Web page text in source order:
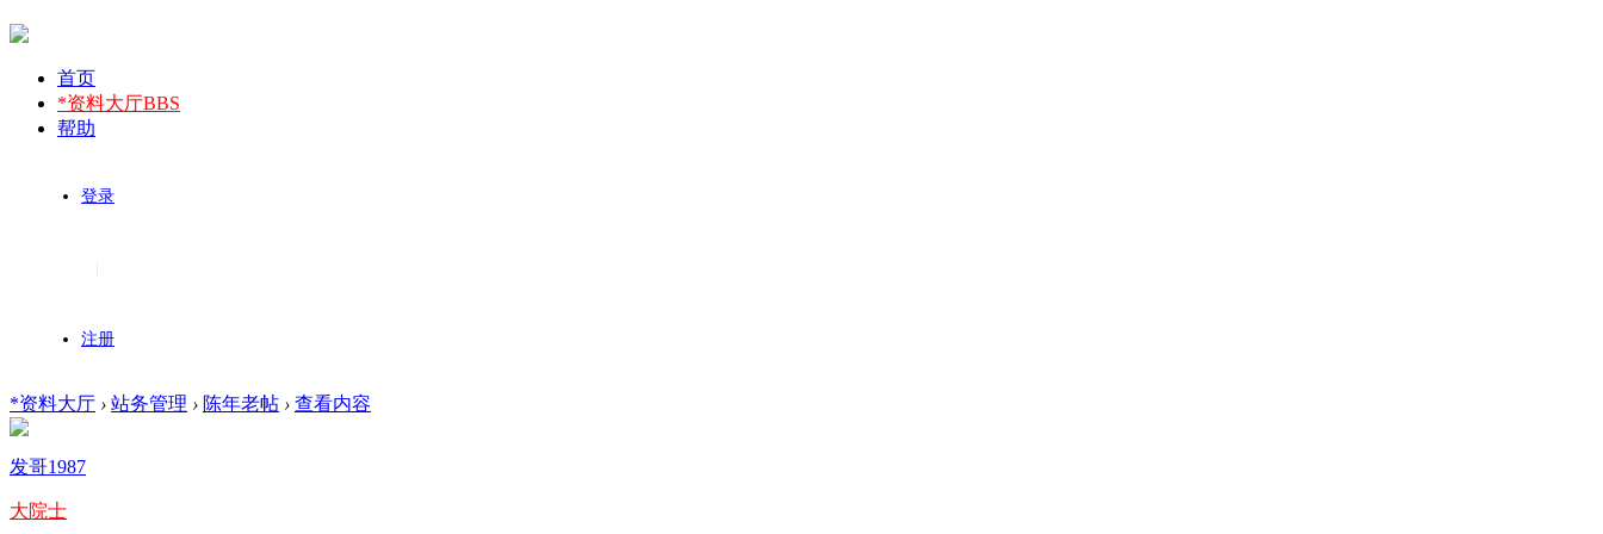
首页
*资料大厅BBS
帮助
登录
注册
*资料大厅 › 站务管理 › 陈年老帖 › 查看内容
发哥1987
大院士